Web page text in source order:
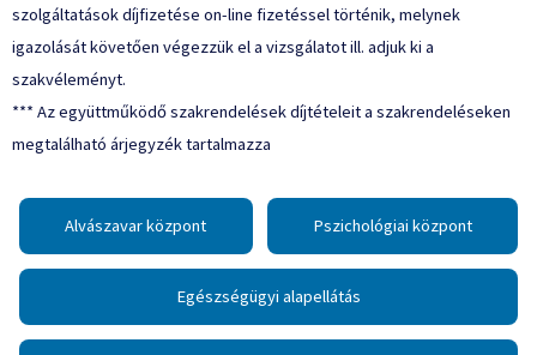
szolgáltatások díjfizetése on-line fizetéssel történik, melynek
igazolását követően végezzük el a vizsgálatot ill. adjuk ki a
szakvéleményt.
*** Az együttműködő szakrendelések díjtételeit a szakrendeléseken
megtalálható árjegyzék tartalmazza
Alvászavar központ Pszichológiai központ
Egészségügyi alapellátás